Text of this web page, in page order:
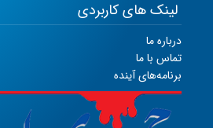
لینک های کاربردی
درباره ما
تماس با ما
برنامه‌های آینده